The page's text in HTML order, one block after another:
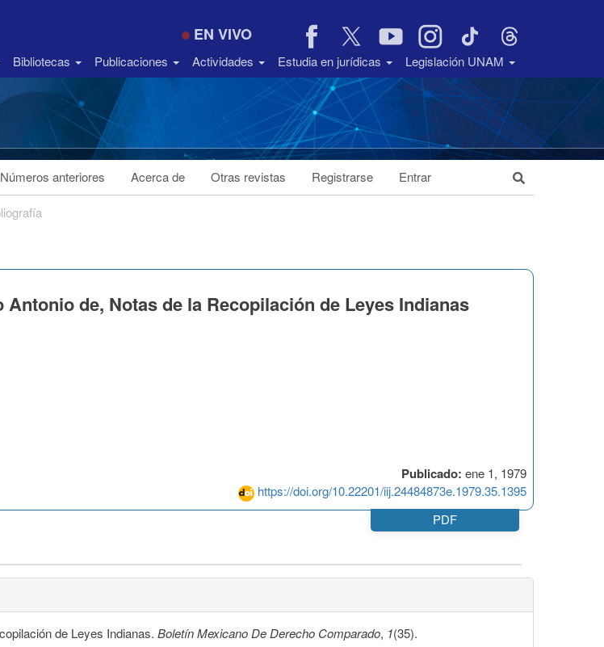
EN VIVO
Bibliotecas Publicaciones Actividades Estudia en jurídicas Legislación UNAM
Números anteriores Acerca de Otras revistas Registrarse Entrar
Publicado: ene 1, 1979
https://doi.org/10.22201/iij.24484873e.1979.35.1395
de, Notas de la Recopilación de Leyes Indianas
PDF
de Leyes Indianas. Boletín Mexicano De Derecho Comparado, 1(35).